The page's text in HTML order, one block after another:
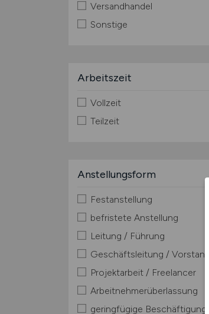
Versandhandel
Sonstige
Arbeitszeit
Vollzeit
Teilzeit
Anstellungsform
Festanstellung
befristete Anstellung
Leitung / Führung
Geschäftsleitung / Vorstand
Projektarbeit / Freelancer
Arbeitnehmerüberlassung
geringfügige Beschäftigung /